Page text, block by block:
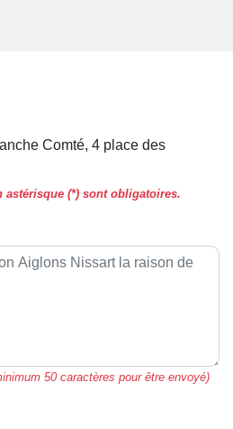
Comté, 4 place des
astérisque (*) sont obligatoires.
50 caractères pour être envoyé)